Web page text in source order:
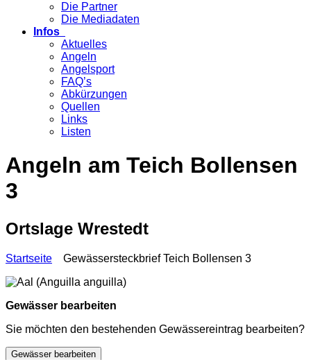
Die Partner
Die Mediadaten
Infos
Aktuelles
Angeln
Angelsport
FAQ’s
Abkürzungen
Quellen
Links
Listen
Angeln am Teich Bollensen
3
Ortslage Wrestedt
Startseite Gewässersteckbrief Teich Bollensen 3
Gewässer bearbeiten
Sie möchten den bestehenden Gewässereintrag bearbeiten?
Gewässer bearbeiten